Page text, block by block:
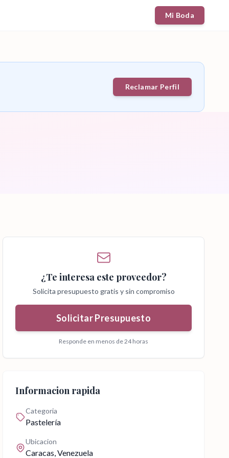
Mi Boda
Reclamar Perfil
¿Te interesa este proveedor?
Solicita presupuesto gratis y sin compromiso
Solicitar Presupuesto
Responde en menos de 24 horas
Informacion rapida
Categoria
Pastelería
Ubicacion
Caracas, Venezuela